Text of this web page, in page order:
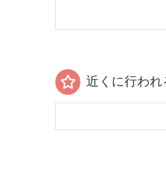
近くに行われ